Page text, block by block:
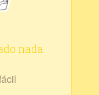
nada